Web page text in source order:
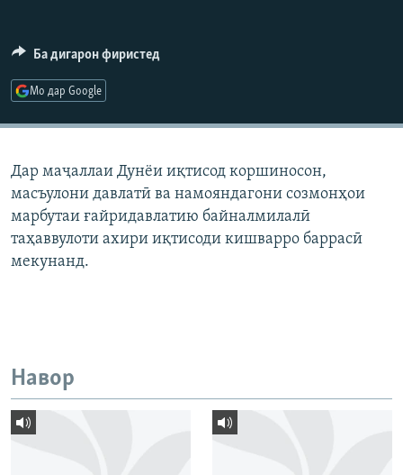
ПАЙГИРӢ КУНЕД
Ҳамаи сомонаҳои RFE/RL
Ба дигарон фиристед
Мо дар Google
Дар маҷаллаи Дунёи иқтисод коршиносон,
масъулони давлатӣ ва намояндагони созмонҳои
марбутаи ғайридавлатию байналмилалӣ
таҳаввулоти ахири иқтисоди кишварро баррасӣ
мекунанд.
Навор